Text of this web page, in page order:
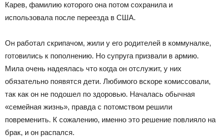
Карев, фамилию которого она потом сохранила и
использовала после переезда в США.
Он работал скрипачом, жили у его родителей в коммуналке,
готовились к пополнению. Но супруга призвали в армию.
Мила очень надеялась что когда он отслужит, у них
обязательно появятся дети. Любимого вскоре комиссовали,
так как он не подошел по здоровью. Началась обычная
«семейная жизнь», правда с потомством решили
повременить. К сожалению, именно это решение повлияло на
брак, и он распался.